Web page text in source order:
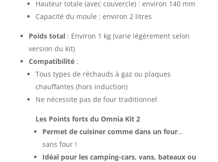
Hauteur totale (avec couvercle) : environ 140 mm
Capacité du moule : environ 2 litres
Poids total: Environ 1 kg (varie légèrement selon
version du kit)
Compatibilité:
Tous types de réchauds à gaz ou plaques
chauffantes (hors induction)
Ne nécessite pas de four traditionnel
Les Points forts du Omnia Kit 2
Permet de cuisiner comme dans un four…
sans four !
Idéal pour les camping-cars, vans, bateaux ou